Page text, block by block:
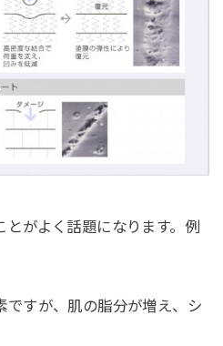
がよく話題になります。例
ですが、肌の脂分が増え、シ